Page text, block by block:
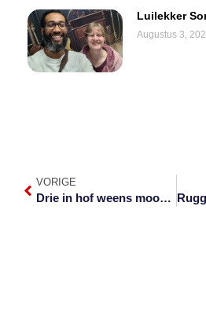
Luilekker
Augustus 3,
VORIGE
Drie in hof weens moord op narkotiseur in Mbombela